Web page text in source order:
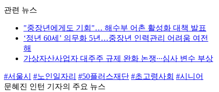
관련 뉴스
"중장년에게도 기회"… 해수부 어촌 활성화 대책 발표
‘정년 60세’ 의무화 5년…중장년 인력관리 어려움 여전
해
가상자산사업자 대주주 규제 완화 논쟁∙∙∙심사 변수 부상
#서울시 #노인일자리 #50플러스재단 #초고령사회 #시니어
문혜진 인턴 기자의 주요 뉴스